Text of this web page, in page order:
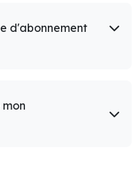
d'abonnement